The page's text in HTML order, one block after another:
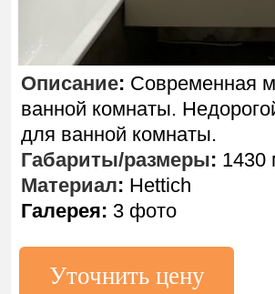
Описание: Современная
ванной комнаты.
для ванной комнаты.
Габариты/размеры: 1430
Материал: Hettich
Галерея: 3 фото
Уточнить цену